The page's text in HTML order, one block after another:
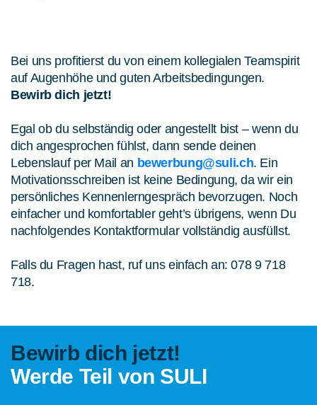
Bei uns profitierst du von einem kollegialen Teamspirit
auf Augenhöhe und guten Arbeitsbedingungen.
Bewirbdich jetzt!
Egal ob du selbständig oder angestellt bist – wenn du
dich angesprochen fühlst, dann sende deinen
Lebenslauf per Mail an bewerbung@suli.ch. Ein
Motivationsschreiben ist keine Bedingung, da wir ein
persönliches Kennenlerngespräch bevorzugen. Noch
einfacher und komfortabler geht’s übrigens, wenn Du
nachfolgendes Kontaktformular vollständig ausfüllst.
Falls du Fragen hast, ruf uns einfach an: 078 9 718
718.
Bewirb dich jetzt!
Werde Teil von SULI